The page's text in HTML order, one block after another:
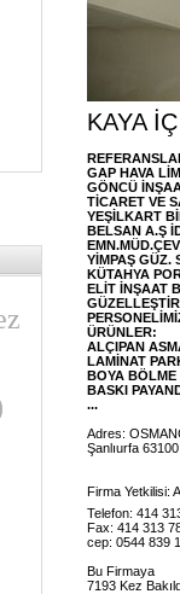
KAYA
GAP HAVA
GÖNCÜ
TİCARET VE
YEŞİLKART
BELSAN A.Ş
YİMPAŞ GÜZ.
KÜTAHYA
ELİT İNŞAAT
ÜRÜNLER:
ALÇIPAN
LAMİNAT
BOYA BÖLME
BASKI
...
Adres:
Şanlıurfa 63100
Firma Yetkilisi:
Telefon: 414
Fax: 414 313
cep: 0544 839
Bu Firmaya
7193 Kez